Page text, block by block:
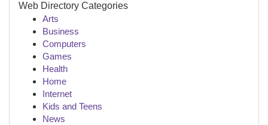
Web Directory Categories
Arts
Business
Computers
Games
Health
Home
Internet
Kids and Teens
News